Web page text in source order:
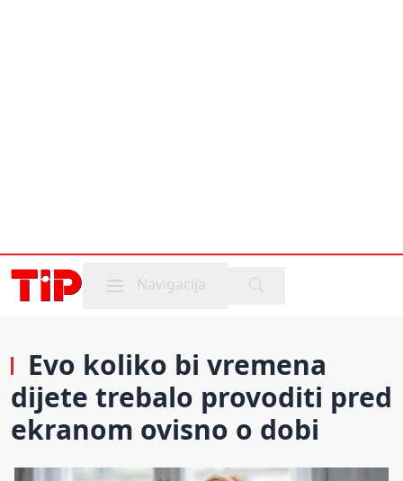
Mobile menu
Navigacija
Evo koliko bi vremena
dijete trebalo provoditi pred
ekranom ovisno o dobi